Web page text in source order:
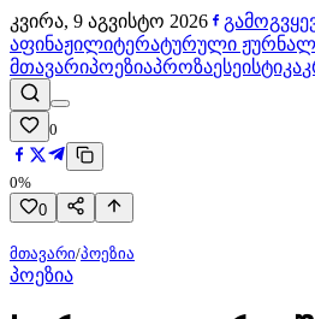
კვირა, 9 აგვისტო 2026
აფინაჟილიტერატურული
მთავარიპოეზიაპროზაესეისტიკა
0
0%
0
მთავარი/პოეზია
პოეზია